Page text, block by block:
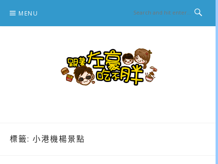
content
MENU
標籤: 小港機楊景點